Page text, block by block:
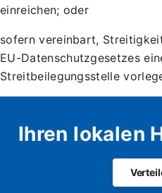
einreichen; oder
sofern vereinbart,
EU-Datenschutzgesetzes
Streitbeilegungsstelle
Ihren lokalen